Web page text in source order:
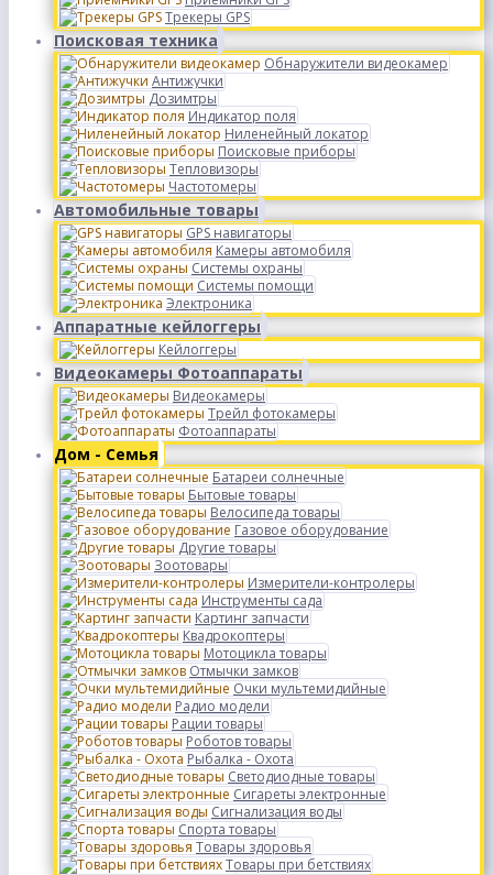
Трекеры GPS
Поисковая техника
Обнаружители видеокамер
Антижучки
Дозимтры
Индикатор поля
Ниленейный локатор
Поисковые приборы
Тепловизоры
Частотомеры
Автомобильные товары
GPS навигаторы
Камеры автомобиля
Системы охраны
Системы помощи
Электроника
Аппаратные кейлоггеры
Кейлоггеры
Видеокамеры Фотоаппараты
Видеокамеры
Трейл фотокамеры
Фотоаппараты
Дом - Семья
Батареи солнечные
Бытовые товары
Велосипеда товары
Газовое оборудование
Другие товары
Зоотовары
Измерители-контролеры
Инструменты сада
Картинг запчасти
Квадрокоптеры
Мотоцикла товары
Отмычки замков
Очки мультемидийные
Радио модели
Рации товары
Роботов товары
Рыбалка - Охота
Светодиодные товары
Сигареты электронные
Сигнализация воды
Спорта товары
Товары здоровья
Товары при бетствиях